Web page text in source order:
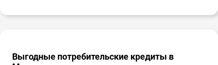
Выгодные потребительские кредиты в